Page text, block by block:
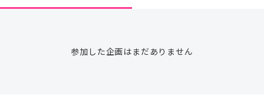
参加した企画はまだありません